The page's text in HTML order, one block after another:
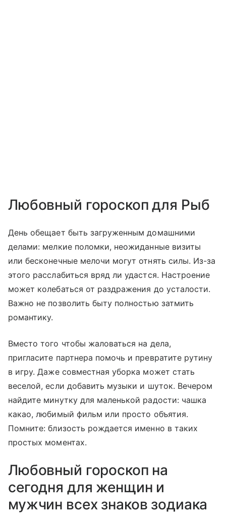
Любовный гороскоп для Рыб
День обещает быть загруженным домашними
делами: мелкие поломки, неожиданные визиты
или бесконечные мелочи могут отнять силы. Из-за
этого расслабиться вряд ли удастся. Настроение
может колебаться от раздражения до усталости.
Важно не позволить быту полностью затмить
романтику.
Вместо того чтобы жаловаться на дела,
пригласите партнера помочь и превратите рутину
в игру. Даже совместная уборка может стать
веселой, если добавить музыки и шуток. Вечером
найдите минутку для маленькой радости: чашка
какао, любимый фильм или просто объятия.
Помните: близость рождается именно в таких
простых моментах.
Любовный гороскоп на
сегодня для женщин и
мужчин всех знаков зодиака